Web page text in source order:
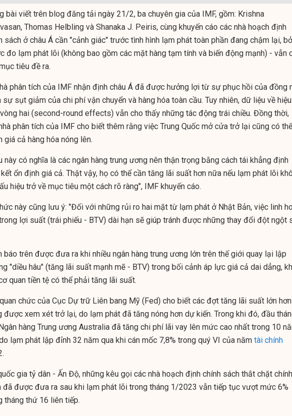
bài viết trên blog đăng tải ngày 21/2, ba chuyên gia của IMF, gồm: Krishna
Thomas Helbling và Shanaka J. Peiris, cùng khuyến cáo các nhà hoạch định
sách ở châu Á cần "cảnh giác" trước tình hình lạm phát toàn phần đang chậm lại,
đo lạm phát lõi (không bao gồm các mặt hàng tạm tính và biến động mạnh) - vẫn
tiêu đề ra.
phân tích của IMF nhận định châu Á đã được hưởng lợi từ sự phục hồi của đồng
sự sụt giảm của chi phí vận chuyển và hàng hóa toàn cầu. Tuy nhiên, dữ liệu về hiệu
hai (second-round effects) vẫn cho thấy những tác động trái chiều. Đồng thời,
phân tích của IMF cho biết thêm rằng việc Trung Quốc mở cửa trở lại cũng có thể
giá cả hàng hóa nóng lên.
này có nghĩa là các ngân hàng trung ương nên thận trọng bằng cách tái khẳng định
ổn định giá cả. Thật vậy, họ có thể cần tăng lãi suất hơn nữa nếu lạm phát lõi
hiệu trở về mục tiêu một cách rõ ràng", IMF khuyến cáo.
này cũng lưu ý: "Đối với những rủi ro hai mặt từ lạm phát ở Nhật Bản, việc linh
lợi suất (trái phiếu - BTV) dài hạn sẽ giúp tránh được những thay đổi đột ngột
báo trên được đưa ra khi nhiều ngân hàng trung ương lớn trên thế giới quay lại lập
"diều hâu" (tăng lãi suất mạnh mẽ - BTV) trong bối cảnh áp lực giá cả dai dẳng,
quan tiền tệ có thể phải tăng lãi suất.
chức của Cục Dự trữ Liên bang Mỹ (Fed) cho biết các đợt tăng lãi suất lớn hơn
được xem xét trở lại, do lạm phát đã tăng nóng hơn dự kiến. Trong khi đó, đầu
hàng Trung ương Australia đã tăng chi phí lãi vay lên mức cao nhất trong 10
lạm phát lập đỉnh 32 năm qua khi cán mốc 7,8% trong quý VI của năm tài chính
gia tỷ dân - Ấn Độ, những kêu gọi các nhà hoạch định chính sách thắt chặt chính
đã được đưa ra sau khi lạm phát lõi trong tháng 1/2023 vẫn tiếp tục vượt mức 6%
tháng thứ 16 liên tiếp.